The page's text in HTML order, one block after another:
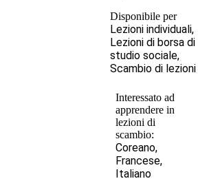
Disponibile per
Lezioni individuali,
Lezioni di borsa di
studio sociale,
Scambio di lezioni
Interessato ad
apprendere in
lezioni di
scambio:
Coreano,
Francese,
Italiano